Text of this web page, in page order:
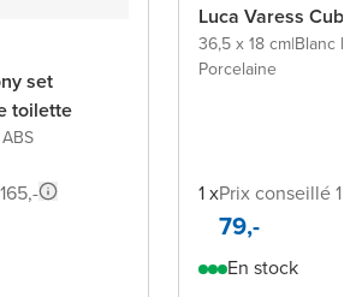
set
toilette
Luca Varess
36,5 x 18 cm|Blanc
Porcelaine
1 xPrix conseillé
79,-
En stock